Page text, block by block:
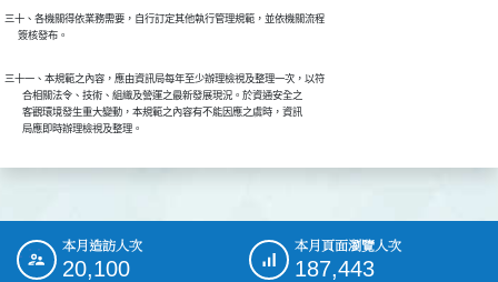
三十、各機關得依業務需要，自行訂定其他執行管理規範，並依機關流程
      簽核發布。
三十一、本規範之內容，應由資訊局每年至少辦理檢視及整理一次，以符
        合相關法令、技術、組織及營運之最新發展現況。於資通安全之
        客觀環境發生重大變動，本規範之內容有不能因應之虞時，資訊
        局應即時辦理檢視及整理。
::: 本月造訪人次
20,100
本月頁面瀏覽人次
187,443